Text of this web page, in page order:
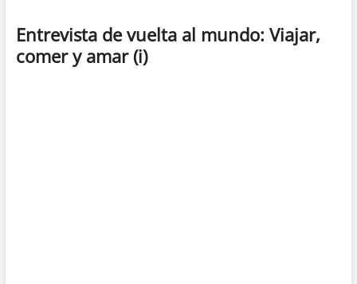
Entrevista de vuelta al mundo: Viajar,
comer y amar (i)